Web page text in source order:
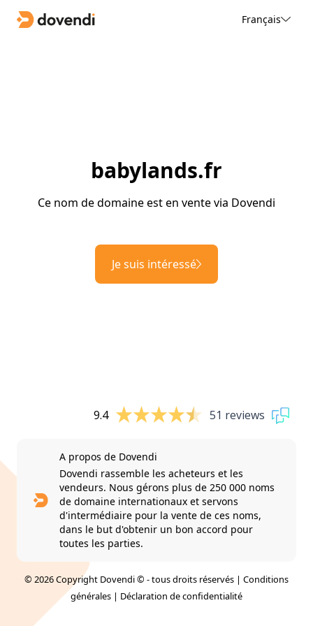
Français
babylands.fr
Ce nom de domaine est en vente via Dovendi
Je suis intéressé
9.4 51 reviews
A propos de Dovendi
Dovendi rassemble les acheteurs et les
vendeurs. Nous gérons plus de 250 000 noms
de domaine internationaux et servons
d'intermédiaire pour la vente de ces noms,
dans le but d'obtenir un bon accord pour
toutes les parties.
© 2026 Copyright Dovendi © - tous droits réservés | Conditions
générales | Déclaration de confidentialité